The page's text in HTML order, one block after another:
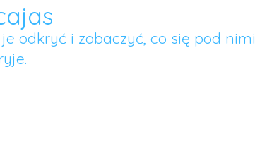
odkryć i zobaczyć, co się pod nimi